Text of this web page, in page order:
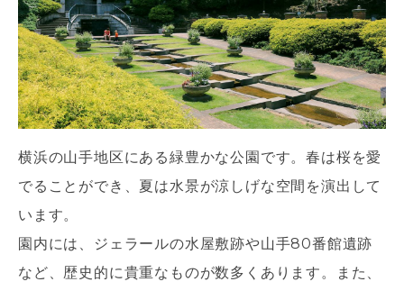
横浜の山手地区にある緑豊かな公園です。春は桜を愛
でることができ、夏は水景が涼しげな空間を演出して
います。
園内には、ジェラールの水屋敷跡や山手80番館遺跡
など、歴史的に貴重なものが数多くあります。また、